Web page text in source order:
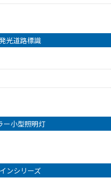
光道路標識
ー小型照明灯
ンシリーズ